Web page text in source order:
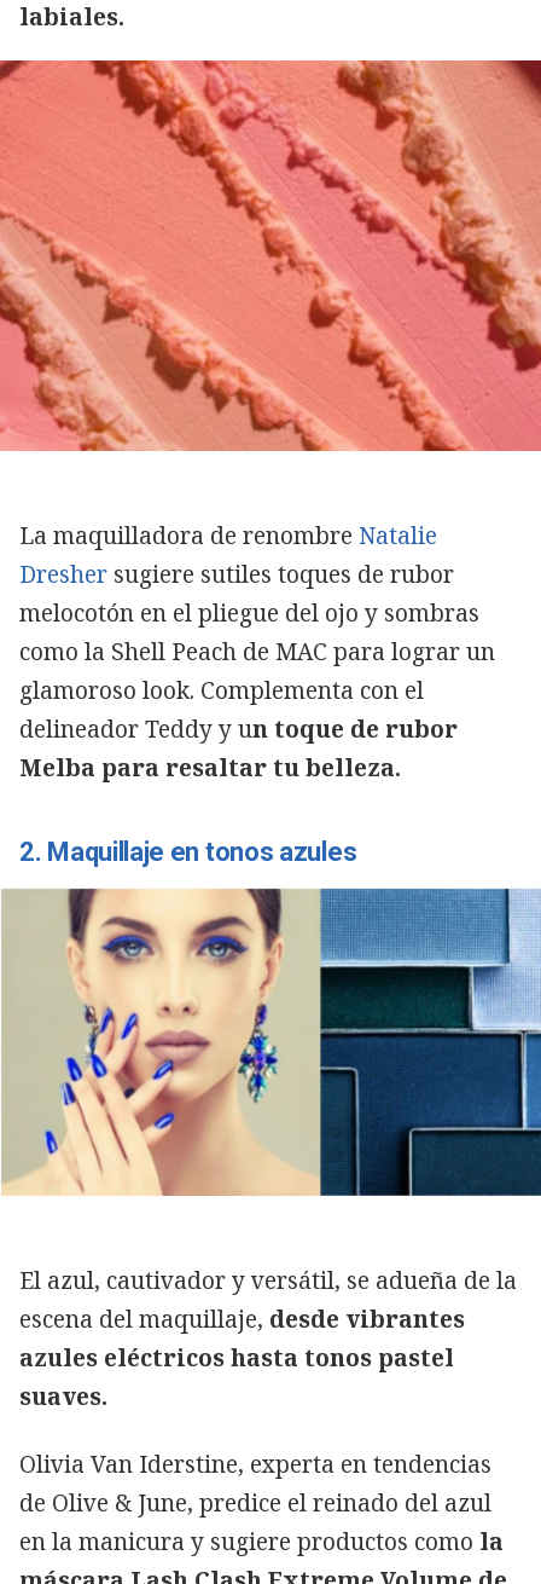
labiales.
La maquilladora de renombre Natalie
Dresher sugiere sutiles toques de rubor
melocotón en el pliegue del ojo y sombras
como la Shell Peach de MAC para lograr un
glamoroso look. Complementa con el
delineador Teddy y un toque de rubor
Melba para resaltar tu belleza.
2. Maquillaje en tonos azules
El azul, cautivador y versátil, se adueña de la
escena del maquillaje, desde vibrantes
azules eléctricos hasta tonos pastel
suaves.
Olivia Van Iderstine, experta en tendencias
de Olive & June, predice el reinado del azul
en la manicura y sugiere productos como la